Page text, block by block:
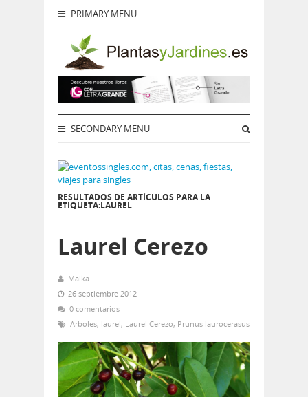
PRIMARY MENU
SECONDARY MENU
RESULTADOS DE ARTÍCULOS PARA LA
ETIQUETA:LAUREL
Laurel Cerezo
Maika
26 septiembre 2012
0 comentarios
Arboles, laurel, Laurel Cerezo, Prunus laurocerasus